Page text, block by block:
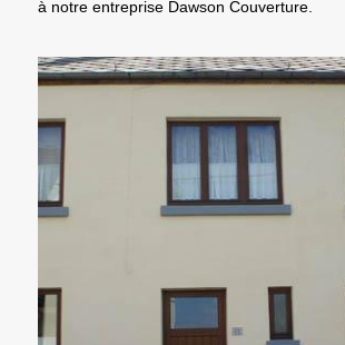
à notre entreprise Dawson Couverture.